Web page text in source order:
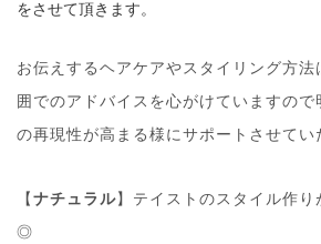
をさせて頂きます。
お伝えするヘアケアやスタイリング方法
囲でのアドバイスを心がけていますの
の再現性が高まる様にサポートさせてい
【 ナチュラル】テイストのスタイル作
◎